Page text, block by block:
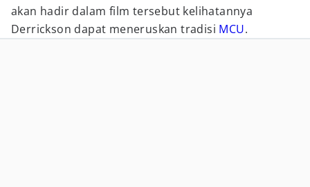
akan hadir dalam film tersebut kelihatannya
Derrickson dapat meneruskan tradisi MCU.